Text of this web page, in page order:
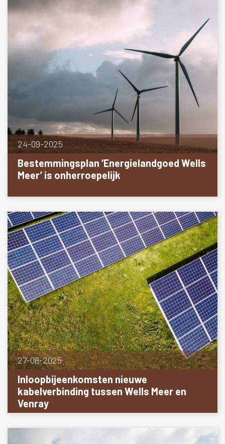
24-09-2025
Bestemmingsplan ‘Energielandgoed Wells
Meer’ is onherroepelijk
27-08-2025
Inloopbijeenkomsten nieuwe
kabelverbinding tussen Wells Meer en
Venray